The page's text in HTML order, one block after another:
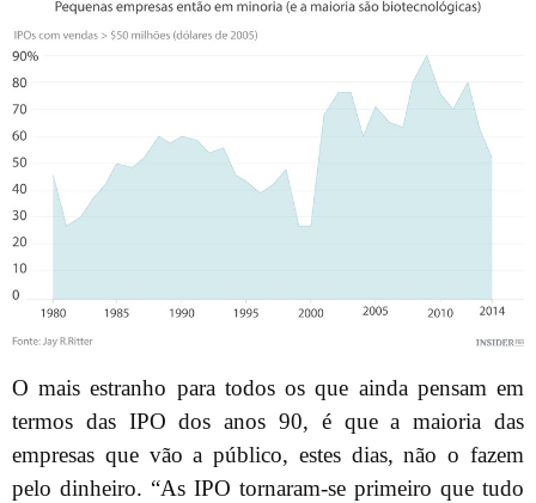
O mais estranho para todos os que ainda pensam em
termos das IPO dos anos 90, é que a maioria das
empresas que vão a público, estes dias, não o fazem
pelo dinheiro. “As IPO tornaram-se primeiro que tudo